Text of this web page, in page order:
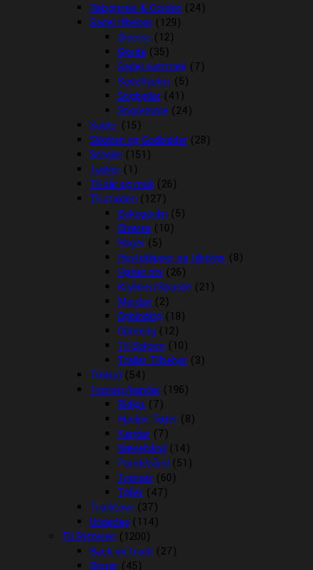
Rebgrimer & Cordeo (24)
Sadel tilbehør (129)
Diverse (12)
Gjorde (35)
Sadel overtræk (7)
Sadeltasker (5)
Stigbøjler (41)
Stigremme (24)
Sadler (15)
Sliksten og Godbidder (28)
Strigler (151)
Tasker (1)
Til sår og muk (26)
Til stalden (127)
Boksgardin (5)
Diverse (10)
Hager (5)
Hesteklipper og tilbehør (8)
Hønet mv (26)
Krybber/Spande (21)
Mordax (2)
Opbinding (18)
Ophæng (12)
Til Boksen (10)
Trailer Tilbehør (3)
Tilskud (54)
Trenser/kandar (196)
Bidløs (7)
Hjælpe Tøjler (8)
Kandar (7)
Næsebånd (14)
Pandebånd (51)
Trenser (60)
Tøjler (47)
Træktove (37)
Underlag (114)
Til Rytteren (1200)
Back on track (27)
Bluser (45)